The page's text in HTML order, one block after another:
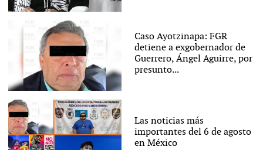
Caso Ayotzinapa: FGR
detiene a exgobernador de
Guerrero, Ángel Aguirre, por
presunto...
Las noticias más
importantes del 6 de agosto
en México